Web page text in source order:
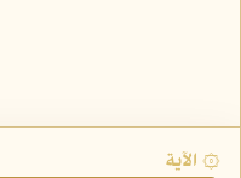
۞ الآية